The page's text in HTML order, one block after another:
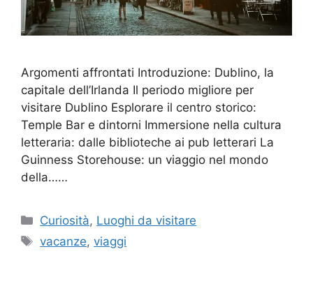
Argomenti affrontati Introduzione: Dublino, la
capitale dell’Irlanda Il periodo migliore per
visitare Dublino Esplorare il centro storico:
Temple Bar e dintorni Immersione nella cultura
letteraria: dalle biblioteche ai pub letterari La
Guinness Storehouse: un viaggio nel mondo
della……
Categorie
Curiosità, Luoghi da visitare
Tag
vacanze,viaggi